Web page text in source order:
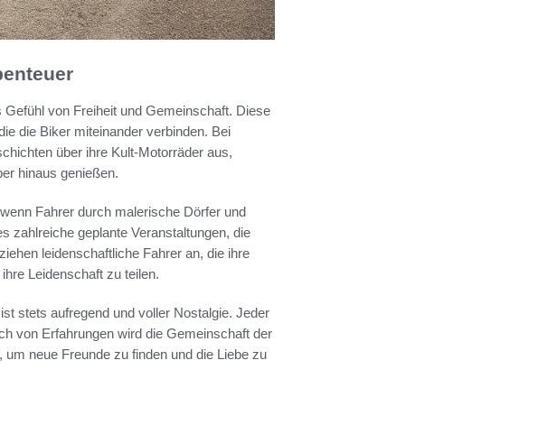
von Freiheit und Gemeinschaft. Diese
die Biker miteinander verbinden. Bei
über ihre Kult-Motorräder aus,
hinaus genießen.
Fahrer durch malerische Dörfer und
zahlreiche geplante Veranstaltungen, die
leidenschaftliche Fahrer an, die ihre
Leidenschaft zu teilen.
stets aufregend und voller Nostalgie. Jeder
von Erfahrungen wird die Gemeinschaft der
neue Freunde zu finden und die Liebe zu